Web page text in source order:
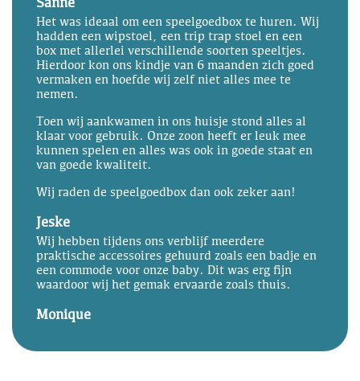
Sanne
Het was ideaal om een speelgoedbox te huren. Wij
hadden een wipstoel, een trip trap stoel en een
box met allerlei verschillende soorten speeltjes.
Hierdoor kon ons kindje van 6 maanden zich goed
vermaken en hoefde wij zelf niet alles mee te
nemen.
Toen wij aankwamen in ons huisje stond alles al
klaar voor gebruik. Onze zoon heeft er leuk mee
kunnen spelen en alles was ook in goede staat en
van goede kwaliteit.
Wij raden de speelgoedbox dan ook zeker aan!
Jeske
Wij hebben tijdens ons verblijf meerdere
praktische accessoires gehuurd zoals een badje en
een commode voor onze baby. Dit was erg fijn
waardoor wij het gemak ervaarde zoals thuis.
Monique